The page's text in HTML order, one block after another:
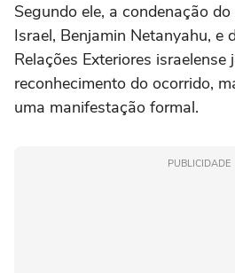
Segundo ele, a condenação
Israel, Benjamin Netanyahu, e
Relações Exteriores israelense
reconhecimento do ocorrido,
uma manifestação formal.
PUBLICIDADE